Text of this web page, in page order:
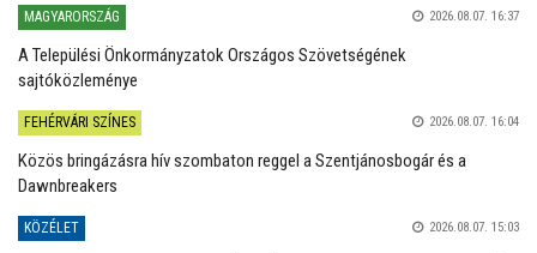
MAGYARORSZÁG 2026.08.07. 16:37
A Települési Önkormányzatok Országos Szövetségének
sajtóközleménye
FEHÉRVÁRI SZÍNES 2026.08.07. 16:04
Közös bringázásra hív szombaton reggel a Szentjánosbogár és a
Dawnbreakers
KÖZÉLET 2026.08.07. 15:03